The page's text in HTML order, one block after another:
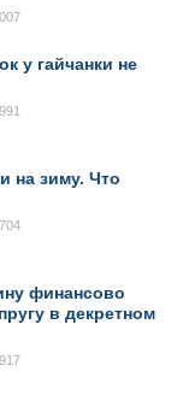
у гайчанки не
на зиму. Что
финансово
в декретном